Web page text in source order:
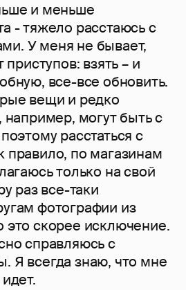
и меньше
- тяжело расстаюсь с
У меня не бывает,
приступов: взять – и
все-все обновить.
вещи и редко
могут быть с
расстаться с
правило, по магазинам
только на свой
раз все-таки
фотографии из
это скорее исключение.
справляюсь c
Я всегда знаю, что мне